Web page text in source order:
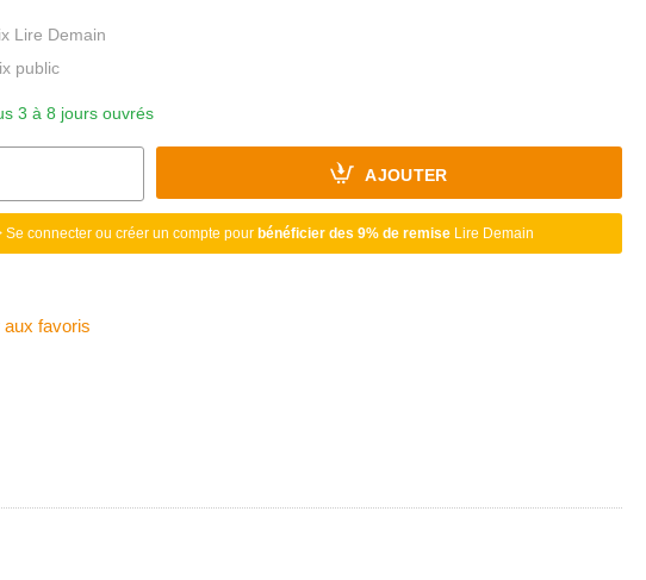
3 à 8 jours ouvrés
AJOUTER
Se connecter ou créer un compte pour bénéficier des 9% de remiseLire Demain
aux favoris